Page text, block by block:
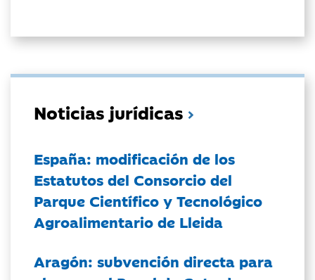
Noticias jurídicas
España: modificación de los
Estatutos del Consorcio del
Parque Científico y Tecnológico
Agroalimentario de Lleida
Aragón: subvención directa para